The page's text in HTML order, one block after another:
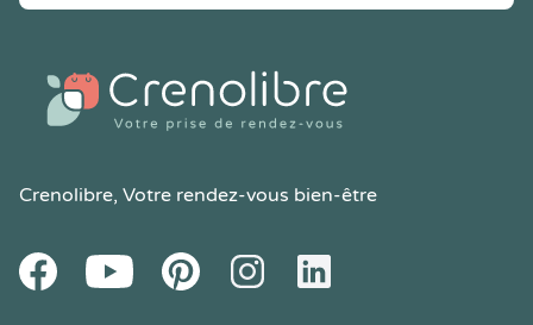
Crenolibre, Votre rendez-vous bien-être
FacebookYoutube PinteresetInstagramLinkedIn